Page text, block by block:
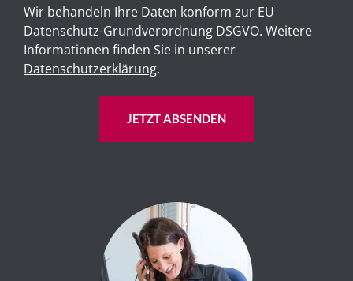
Wir behandeln Ihre Daten konform zur EU
Datenschutz-Grundverordnung DSGVO. Weitere
Informationen finden Sie in unserer
Datenschutzerklärung.
JETZT ABSENDEN